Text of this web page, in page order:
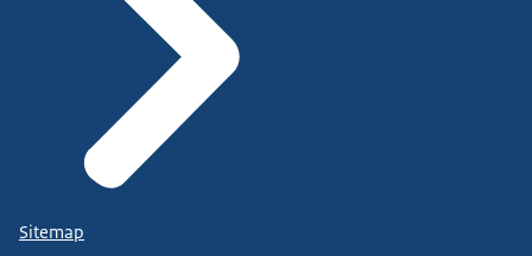
Sitemap